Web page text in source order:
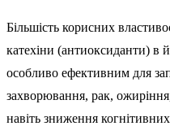
Більшість корисних
катехіни (антиоксиданти) в
особливо ефективним для
захворювання, рак,
навіть зниження